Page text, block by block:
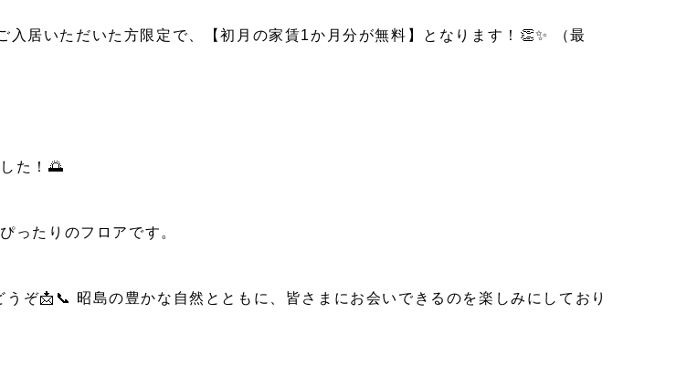
入居いただいた方限定で、【初月の家賃1か月分が無料】となります！👏✨ （最
た！🌅
ったりのフロアです。
ぞ📩📞 昭島の豊かな自然とともに、皆さまにお会いできるのを楽しみにしており